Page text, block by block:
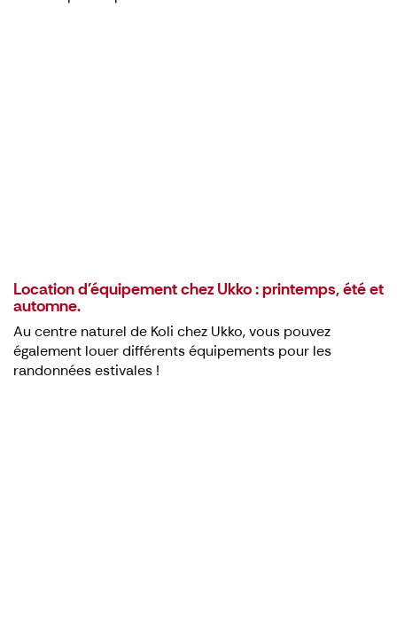
Location d'équipement chez Ukko : printemps, été et
automne.
Au centre naturel de Koli chez Ukko, vous pouvez
également louer différents équipements pour les
randonnées estivales !